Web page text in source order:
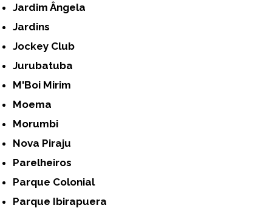
Jardim Ângela
Jardins
Jockey Club
Jurubatuba
M'Boi Mirim
Moema
Morumbi
Nova Piraju
Parelheiros
Parque Colonial
Parque Ibirapuera